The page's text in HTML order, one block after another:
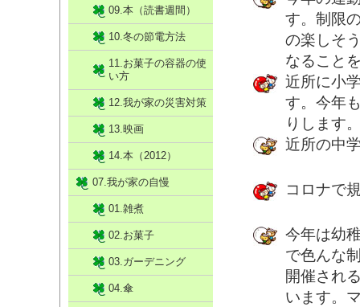
す。制限
の楽しそ
なること
近所に小
す。今年
りします
近所の中
コロナで
今年は幼
で色んな
開催され
います。
09.本（読書週間）
10.冬の節電方法
11.お菓子の容器の使
い方
12.我が家の災害対策
13.映画
14.本（2012）
07.我が家の自慢
01.雑煮
02.お菓子
03.ガーデニング
04.傘